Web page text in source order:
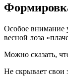
Особое внимание
весной лоза
Можно сказать,
Не скрывает свои